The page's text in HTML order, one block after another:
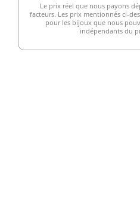
Le prix réel que nous payons
facteurs. Les prix mentionnés ci-
pour les bijoux que nous
indépendants du